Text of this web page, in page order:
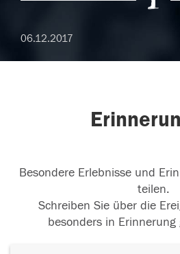
06.12.2017
Besondere Erlebnisse und
teilen.
Schreiben Sie über die
besonders in